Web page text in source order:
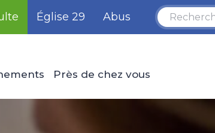
Église 29 Abus
Près de chez vous